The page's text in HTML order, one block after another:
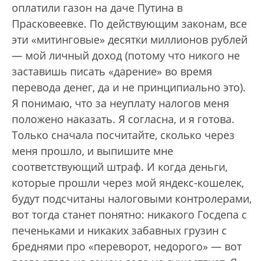
оплатили газон на даче Путина в
Прасковеевке. По действующим законам, все
эти «митинговые» десятки миллионов рублей
— мой личный доход (потому что никого не
заставишь писать «дарение» во время
перевода денег, да и не принципиально это).
Я понимаю, что за неуплату налогов меня
положено наказать. Я согласна, и я готова.
Только сначала посчитайте, сколько через
меня прошло, и выпишите мне
соответствующий штраф. И когда деньги,
которые прошли через мой яндекс-кошелек,
будут подсчитаны налоговыми контролерами,
вот тогда станет понятно: никакого Госдепа с
печеньками и никаких забавных грузин с
бреднями про «переворот, недорого» — вот